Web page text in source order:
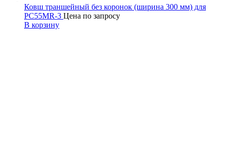
Ковш траншейный без коронок (ширина 300 мм) для
PC55MR-3 Цена по запросу
В корзину